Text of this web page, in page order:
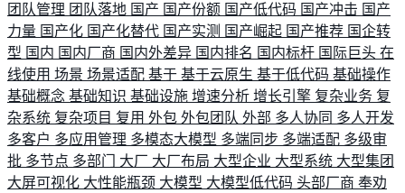
团队管理 团队落地 国产 国产份额 国产低代码 国产冲击 国产
力量 国产化 国产化替代 国产实测 国产崛起 国产推荐 国企转
型 国内 国内厂商 国内外差异 国内排名 国内标杆 国际巨头 在
线使用 场景 场景适配 基于 基于云原生 基于低代码 基础操作
基础概念 基础知识 基础设施 增速分析 增长引擎 复杂业务 复
杂系统 复杂项目 复用 外包 外包团队 外部 多人协同 多人开发
多客户 多应用管理 多模态大模型 多端同步 多端适配 多级审
批 多节点 多部门 大厂 大厂布局 大型企业 大型系统 大型集团
大屏可视化 大性能瓶颈 大模型 大模型低代码 头部厂商 奉劝